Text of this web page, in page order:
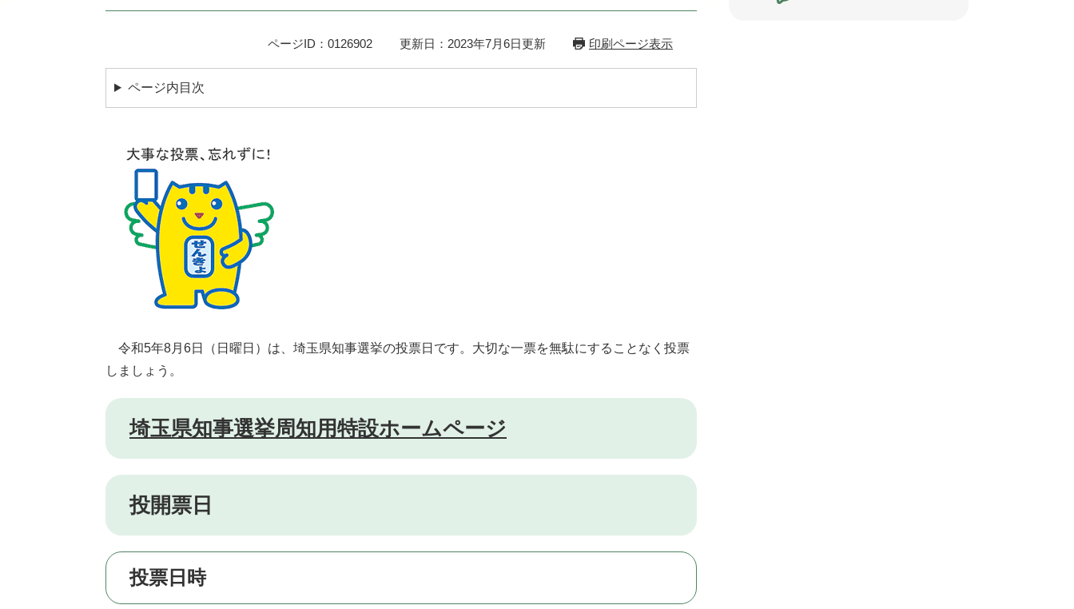
ページID：0126902 更新日：2023年7月6日更新 印刷ページ表示
ページ内目次
令和5年8月6日（日曜日）は、埼玉県知事選挙の投票日です。大切な一票を無駄にすることなく投票
しましょう。
埼玉県知事選挙周知用特設ホームページ
投開票日
投票日時